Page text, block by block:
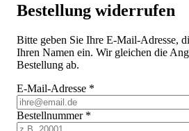
Bestellung widerrufen
Bitte geben Sie Ihre E-Mail-Adresse,
Ihren Namen ein. Wir gleichen die
Bestellung ab.
E-Mail-Adresse *
Bestellnummer *